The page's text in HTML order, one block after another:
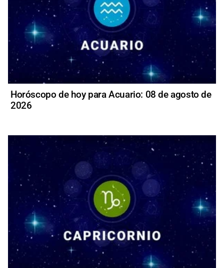
Horóscopo de hoy para Acuario: 08 de agosto de
2026